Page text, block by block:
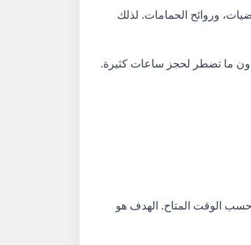
وروائح الحمامات. لذلك
ما تضطر لحجز ساعات كثيرة.
الوقت المتاح. الهدف هو